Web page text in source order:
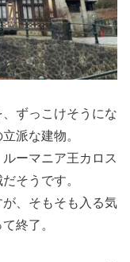
ずっこけそうにな
派な建物。
ーマニア王カロス
そうです。
、そもそも入る気
終了。